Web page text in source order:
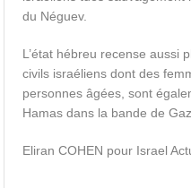
du Néguev.
L’état hébreu recense aussi
civils israéliens dont des
personnes âgées, sont
Hamas dans la bande de
Eliran COHEN pour Israel